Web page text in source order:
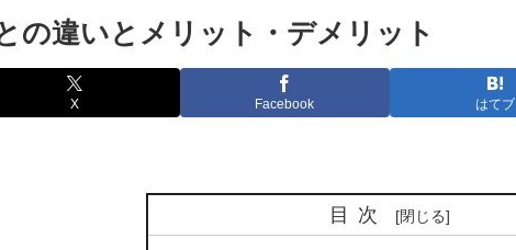
の違いとメリット・デメリット
X Facebook はてブ
目次